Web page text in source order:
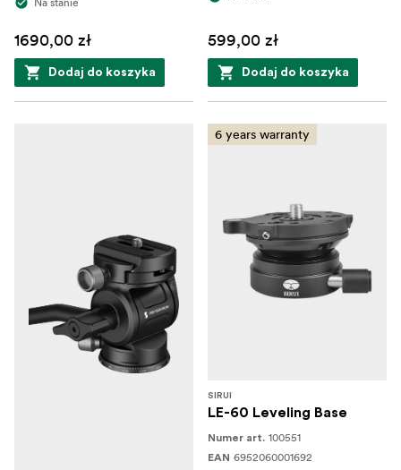
1690,00 zł
Dodaj do koszyka
599,00 zł
Dodaj do koszyka
6 years warranty
SIRUI
LE-60 Leveling Base
Numer art. 100551
EAN 6952060001692